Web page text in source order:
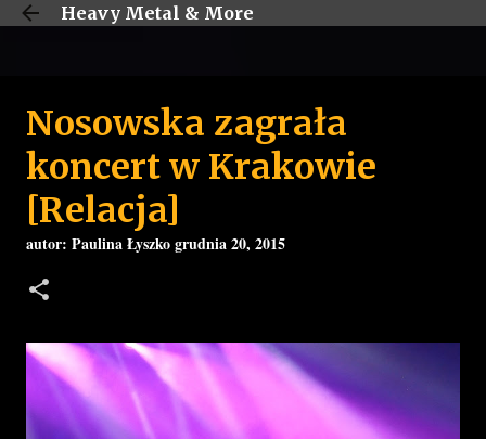
Przejdź do głównej zawartości
Heavy Metal & More
Nosowska zagrała
koncert w Krakowie
[Relacja]
autor: Paulina Łyszkogrudnia 20, 2015